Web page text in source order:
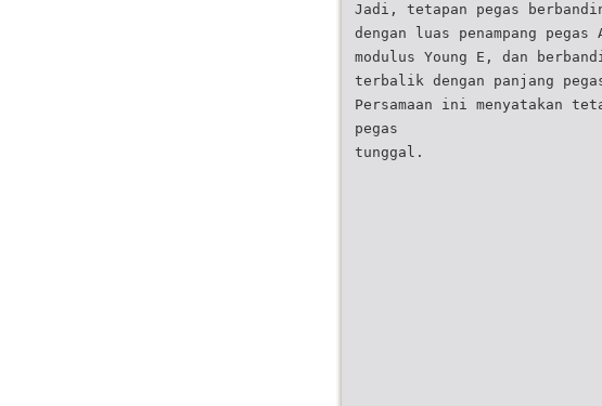
Jadi, tetapan pegas
dengan luas penampang pegas
modulus Young E, dan
terbalik dengan panjang
Persamaan ini menyatakan
pegas
tunggal.